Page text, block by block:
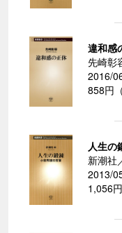
違和感
先崎彰
2016/
858円
人生の
新潮社
2013/
1,056